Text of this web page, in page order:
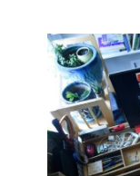
Monte
serviços,
que